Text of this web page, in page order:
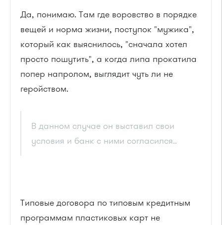
Да, понимаю. Там где воровство в порядке
вещей и норма жизни, поступок "мужика",
который как выяснилось, "сначала хотел
просто пошутить", а когда липа прокатила
попер напролом, выглядит чуть ли не
геройством.
В данном случае он выставил свои
условия и банк с ними согласился..
Типовые договора по типовым кредитным
программам пластиковых карт не